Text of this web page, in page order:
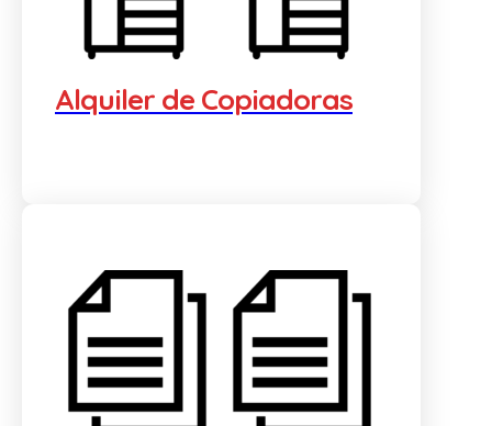
Alquiler de Copiadoras